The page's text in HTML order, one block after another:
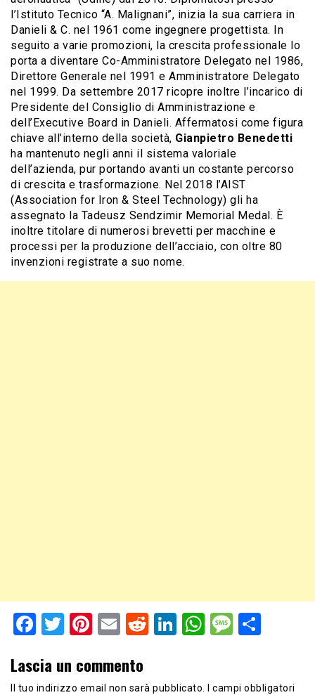
l’Istituto Tecnico “A. Malignani”, inizia la sua carriera in
Danieli & C. nel 1961 come ingegnere progettista. In
seguito a varie promozioni, la crescita professionale lo
porta a diventare Co-Amministratore Delegato nel 1986,
Direttore Generale nel 1991 e Amministratore Delegato
nel 1999. Da settembre 2017 ricopre inoltre l’incarico di
Presidente del Consiglio di Amministrazione e
dell’Executive Board in Danieli. Affermatosi come figura
chiave all’interno della società, Gianpietro Benedetti
ha mantenuto negli anni il sistema valoriale
dell’azienda, pur portando avanti un costante percorso
di crescita e trasformazione. Nel 2018 l’AIST
(Association for Iron & Steel Technology) gli ha
assegnato la Tadeusz Sendzimir Memorial Medal. È
inoltre titolare di numerosi brevetti per macchine e
processi per la produzione dell’acciaio, con oltre 80
invenzioni registrate a suo nome.
Facebook
Twitter
Pinterest
EmailRedditLinkedIn
WhatsApp
Lascia un commento
Il tuo indirizzo email non sarà pubblicato. I campi obbligatori